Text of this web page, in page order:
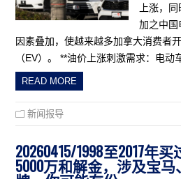
上涨，
加之中国
因素叠加，使越来越多加拿大消费者
（EV）。 **油价上涨刺激需求：电动
READ MORE
新闻报导
20260415/1998至2017年
5000万和解金，涉及宝